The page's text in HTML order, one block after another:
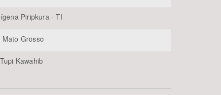
Piripkura - TI
Grosso
Kawahib